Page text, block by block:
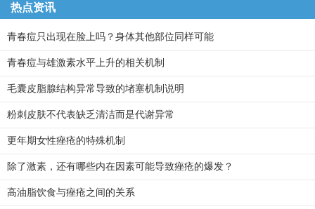
热点资讯
青春痘只出现在脸上吗？身体其他部位同样可能
青春痘与雄激素水平上升的相关机制
毛囊皮脂腺结构异常导致的堵塞机制说明
粉刺皮肤不代表缺乏清洁而是代谢异常
更年期女性痤疮的特殊机制
除了激素，还有哪些内在因素可能导致痤疮的爆发？
高油脂饮食与痤疮之间的关系